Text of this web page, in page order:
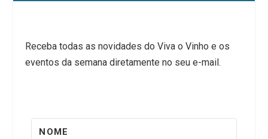
Receba todas as novidades do Viva o Vinho e os
eventos da semana diretamente no seu e-mail.